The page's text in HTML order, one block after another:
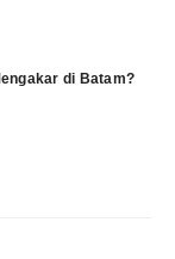
di Batam?